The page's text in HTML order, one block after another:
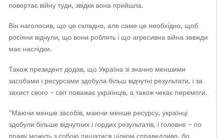
повертає війну туди, звідки вона прийшла.
Він наголосив, що це складно, але саме це необхідно, щоб
росіяни відчули, що вони роблять і що агресивна війна завжди
має наслідки.
Також президент додав, що Україна зі значно меншими
засобами і ресурсами здобула більш відчутні результати, і за
захист свого – світ поважає українців, а також чекає перемоги.
"Маючи менше засобів, маючи менше ресурсу, українці
здобули більше відчутних і гордих результатів, і головне – по
праву можуть з собою пишатися цілком справедливо, бо